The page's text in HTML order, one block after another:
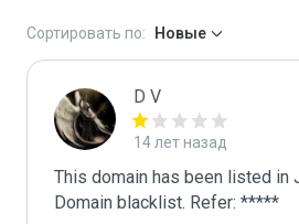
Сортировать по: Новые
D V
14 лет назад
This domain has been listed in
Domain blacklist. Refer: *****